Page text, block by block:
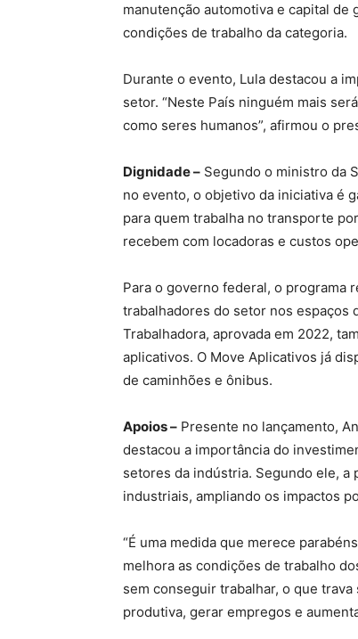
manutenção automotiva e capital de
condições de trabalho da categoria.
Durante o evento, Lula destacou a
setor. “Neste País ninguém mais
como seres humanos”, afirmou o
Dignidade – Segundo o ministro da
no evento, o objetivo da iniciativa é
para quem trabalha no transporte
recebem com locadoras e custos
Para o governo federal, o programa
trabalhadores do setor nos espaços
Trabalhadora, aprovada em 2022,
aplicativos. O Move Aplicativos já
de caminhões e ônibus.
Apoios – Presente no lançamento,
destacou a importância do
setores da indústria. Segundo ele,
industriais, ampliando os impactos
“É uma medida que merece
melhora as condições de trabalho
sem conseguir trabalhar, o que
produtiva, gerar empregos e